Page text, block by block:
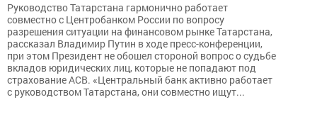
Руководство Татарстана гармонично работает
совместно с Центробанком России по вопросу
разрешения ситуации на финансовом рынке Татарстана,
рассказал Владимир Путин в ходе пресс-конференции,
при этом Президент не обошел стороной вопрос о судьбе
вкладов юридических лиц, которые не попадают под
страхование АСВ. «Центральный банк активно работает
с руководством Татарстана, они совместно ищут...